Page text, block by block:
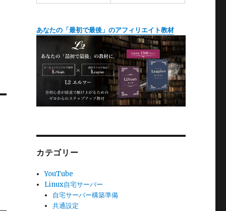
あなたの「最初で最後」のアフィリエイト教材
カテゴリー
YouTube
Linux自宅サーバー
自宅サーバー構築準備
共通設定